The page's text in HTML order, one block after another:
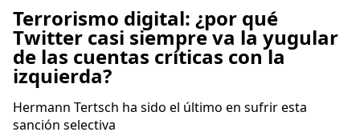
Terrorismo digital: ¿por qué
Twitter casi siempre va la yugular
de las cuentas críticas con la
izquierda?
Hermann Tertsch ha sido el último en sufrir esta
sanción selectiva